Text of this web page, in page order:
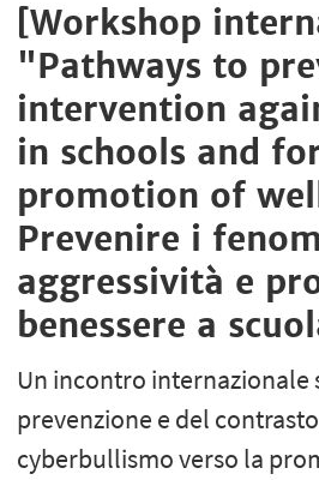
[Workshop
"Pathways to
intervention
in schools and
promotion of
Prevenire i
aggressività e
benessere a
Un incontro internazionale
prevenzione e del
cyberbullismo verso la